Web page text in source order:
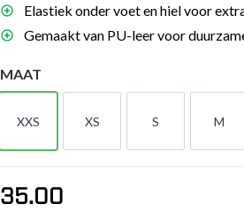
Elastiek onder voet en hiel voor
Gemaakt van PU-leer voor
MAAT
XXS
XXS
XS
XS
S
S
M
M
35.00